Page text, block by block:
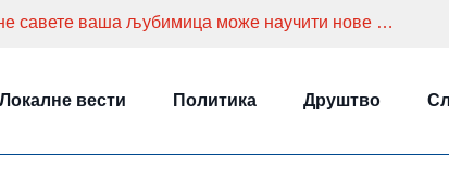
Како дресирати мачку? Уз ове једноставне савете ваша љубимица може научити нове навике
Локалне вести Политика Друштво